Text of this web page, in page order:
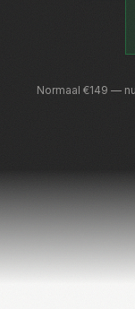
Normaal €149 —